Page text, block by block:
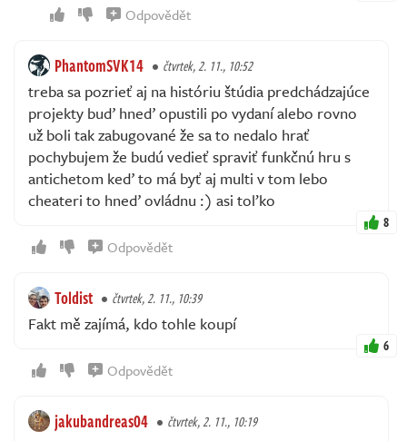
Odpovědět
PhantomSVK14 čtvrtek, 2. 11., 10:52
treba sa pozrieť aj na históriu štúdia predchádzajúce
projekty buď hneď opustili po vydaní alebo rovno
už boli tak zabugované že sa to nedalo hrať
pochybujem že budú vedieť spraviť funkčnú hru s
antichetom keď to má byť aj multi v tom lebo
cheateri to hneď ovládnu :) asi toľko
8
Odpovědět
Toldist čtvrtek, 2. 11., 10:39
Fakt mě zajímá, kdo tohle koupí
6
Odpovědět
jakubandreas04 čtvrtek, 2. 11., 10:19